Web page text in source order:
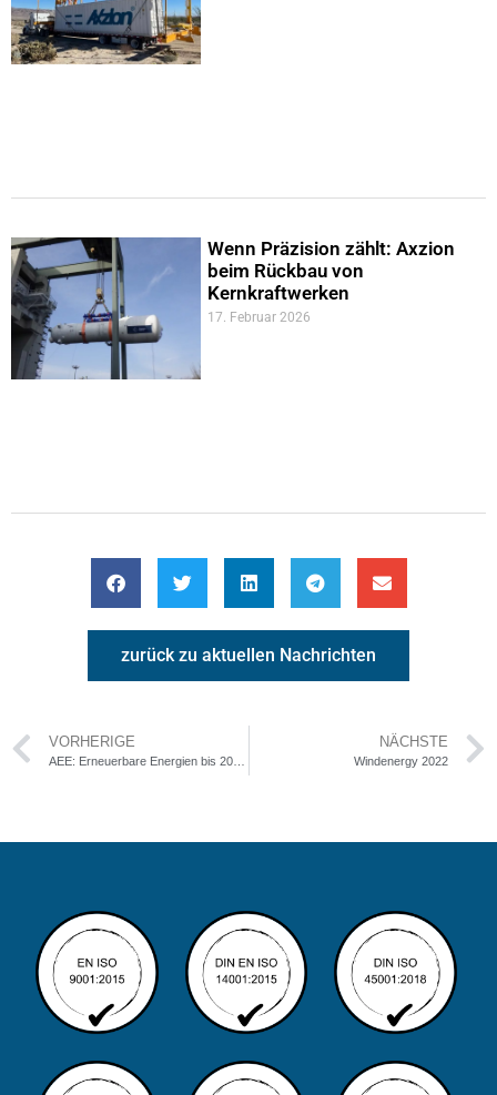
Wenn Präzision zählt: Axzion
beim Rückbau von
Kernkraftwerken
17. Februar 2026
zurück zu aktuellen Nachrichten
VORHERIGE NÄCHSTE
Windenergy 2022